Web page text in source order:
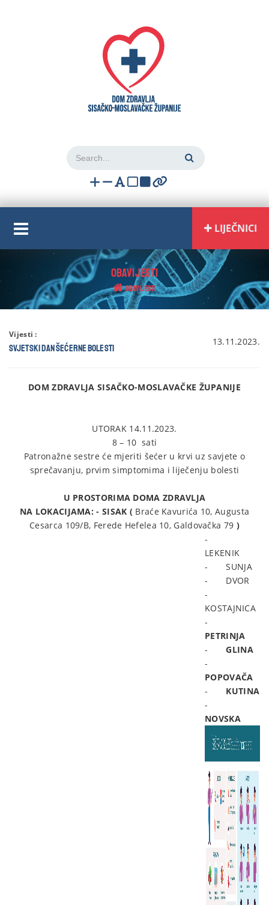
LIJEČNICI
OBAVIJESTI
Obavijesti
Vijesti :
Svjetski dan šećerne bolesti
13.11.2023.
DOM ZDRAVLJA SISAČKO-MOSLAVAČKE ŽUPANIJE
UTORAK 14.11.2023.
8 – 10 sati
Patronažne sestre će mjeriti šećer u krvi uz savjete o
sprečavanju, prvim simptomima i liječenju bolesti
U PROSTORIMA DOMA ZDRAVLJA
NA LOKACIJAMA: - SISAK ( Braće Kavurića 10, Augusta
Cesarca 109/B, Ferede Hefelea 10, Galdovačka 79 )
-
LEKENIK
-SUNJA
- DVOR
-
KOSTAJNICA
-
PETRINJA
-GLINA
-
POPOVAČA
- KUTINA
-
NOVSKA